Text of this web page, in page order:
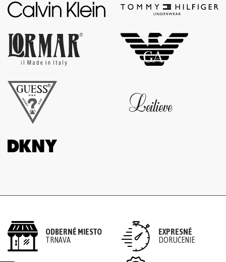
ODBERNÉ MIESTO
TRNAVA
EXPRESNÉ
DORUČENIE